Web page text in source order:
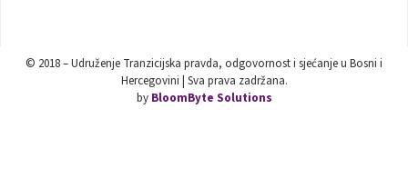
© 2018 – Udruženje Tranzicijska pravda, odgovornost i sjećanje u Bosni i
Hercegovini | Sva prava zadržana.
by BloomByte Solutions